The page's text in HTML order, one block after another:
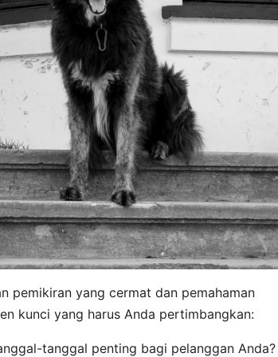
pemikiran yang cermat dan pemahaman
kunci yang harus Anda pertimbangkan:
tanggal penting bagi pelanggan Anda?